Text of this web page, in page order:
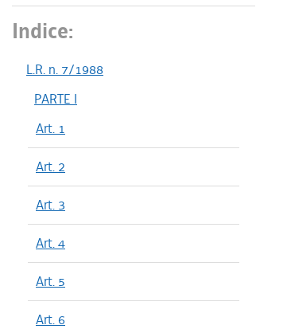
Indice:
L.R. n. 7/1988
PARTE I
Art. 1
Art. 2
Art. 3
Art. 4
Art. 5
Art. 6